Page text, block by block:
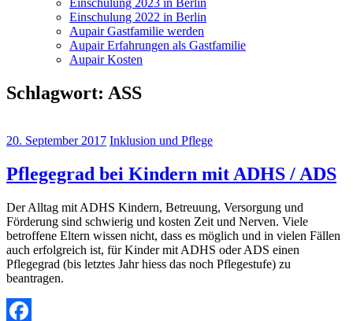
Einschulung 2023 in Berlin
Einschulung 2022 in Berlin
Aupair Gastfamilie werden
Aupair Erfahrungen als Gastfamilie
Aupair Kosten
Schlagwort: ASS
20. September 2017 Inklusion und Pflege
Pflegegrad bei Kindern mit ADHS / ADS
Der Alltag mit ADHS Kindern, Betreuung, Versorgung und
Förderung sind schwierig und kosten Zeit und Nerven. Viele
betroffene Eltern wissen nicht, dass es möglich und in vielen Fällen
auch erfolgreich ist, für Kinder mit ADHS oder ADS einen
Pflegegrad (bis letztes Jahr hiess das noch Pflegestufe) zu
beantragen.